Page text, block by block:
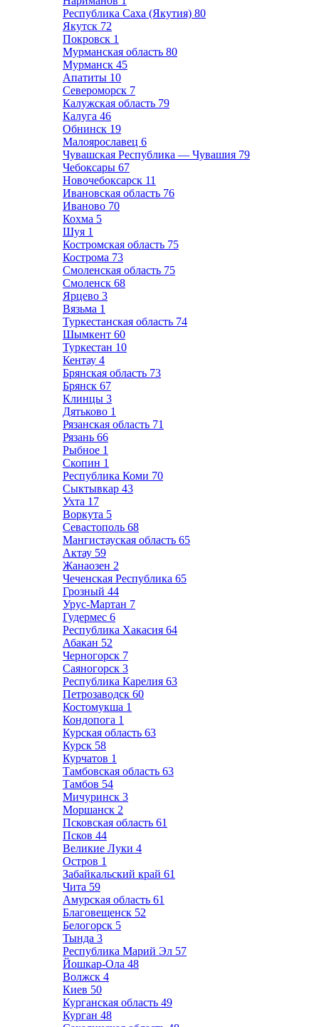
Республика Саха (Якутия) 80
Якутск 72
Покровск 1
Мурманская область 80
Мурманск 45
Апатиты 10
Североморск 7
Калужская область 79
Калуга 46
Обнинск 19
Малоярославец 6
Чувашская Республика — Чувашия 79
Чебоксары 67
Новочебоксарск 11
Ивановская область 76
Иваново 70
Кохма 5
Шуя 1
Костромская область 75
Кострома 73
Смоленская область 75
Смоленск 68
Ярцево 3
Вязьма 1
Туркестанская область 74
Шымкент 60
Туркестан 10
Кентау 4
Брянская область 73
Брянск 67
Клинцы 3
Дятьково 1
Рязанская область 71
Рязань 66
Рыбное 1
Скопин 1
Республика Коми 70
Сыктывкар 43
Ухта 17
Воркута 5
Севастополь 68
Мангистауская область 65
Актау 59
Жанаозен 2
Чеченская Республика 65
Грозный 44
Урус-Мартан 7
Гудермес 6
Республика Хакасия 64
Абакан 52
Черногорск 7
Саяногорск 3
Республика Карелия 63
Петрозаводск 60
Костомукша 1
Кондопога 1
Курская область 63
Курск 58
Курчатов 1
Тамбовская область 63
Тамбов 54
Мичуринск 3
Моршанск 2
Псковская область 61
Псков 44
Великие Луки 4
Остров 1
Забайкальский край 61
Чита 59
Амурская область 61
Благовещенск 52
Белогорск 5
Тында 3
Республика Марий Эл 57
Йошкар-Ола 48
Волжск 4
Киев 50
Курганская область 49
Курган 48